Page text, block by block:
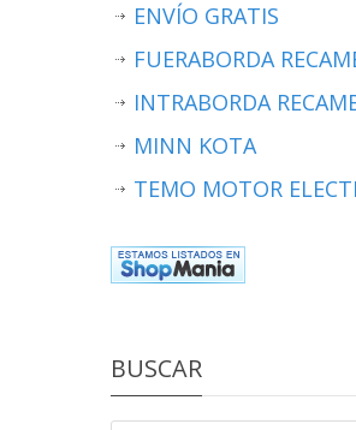
ENVÍO GRATIS
FUERABORDA
INTRABORDA
MINN KOTA
TEMO MOTOR
BUSCAR